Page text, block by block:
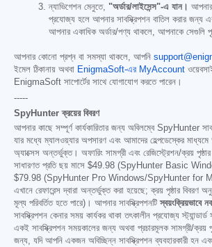
ন্যাভিগেশন মেনুতে, "অর্ডার/লাইসেন্স"-এ যান। আপনার
প্রযোজ্য হলে আপনার সাবস্ক্রিপশন বাতিল করার জন্য
আপনার একাধিক অর্ডার/পণ্য থাকলে, আপনাকে সেগুলি
আপনার কোনো প্রশ্ন বা সমস্যা থাকলে, আপনি
ইমেল ঠিকানায় অথবা EnigmaSoft-এর MyAccount
EnigmaSoft সাপোর্টের সাথে যোগাযোগ করতে পারেন।
-----
SpyHunter ক্রয়ের বিবরণ
আপনার কাছে সম্পূর্ণ কার্যকারিতার জন্য অবিলম্বে SpyHunter
যার মধ্যে ম্যালওয়্যার অপসারণ এবং আমাদের হেল্পডেস্কের মাধ্যমে
অ্যাক্সেস অন্তর্ভুক্ত। অফারিং সামগ্রী এবং রেজিস্ট্রেশন/ক্রয়
সাধারণত প্রতি ছয় মাসে $49.98 (SpyHunter Basic
$79.98 (SpyHunter Pro Windows/SpyHunter for
এখানে রেফারেন্স দ্বারা অন্তর্ভুক্ত করা হয়েছে; ক্রয় পৃষ্ঠার বিবরণ
মূল্য পরিবর্তিত হতে পারে)। আপনার সাবস্ক্রিপশনটিস্বয়ংক্রিয়ভাবে
সাবস্ক্রিপশন কেনার সময় কার্যকর থাকা তৎকালীন প্রযোজ্য
একই সাবস্ক্রিপশন সময়কালের জন্য অথবা প্রচারমূলক সামগ্রী/ক্রয়
জন্য, যদি আপনি একজন অবিচ্ছিন্ন সাবস্ক্রিপশন ব্যবহারকারী হন